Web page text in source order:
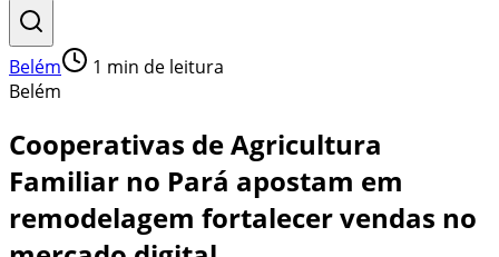
Belém 1 min de leitura
Belém
Cooperativas de Agricultura
Familiar no Pará apostam em
remodelagem fortalecer vendas no